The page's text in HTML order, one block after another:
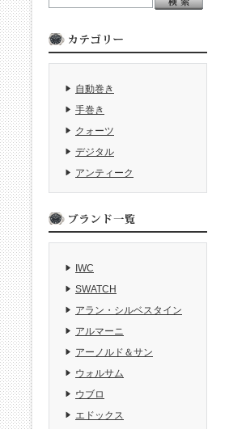
自動巻き
手巻き
クォーツ
デジタル
アンティーク
IWC
SWATCH
アラン・シルベスタイン
アルマーニ
アーノルド＆サン
ウォルサム
ウブロ
エドックス